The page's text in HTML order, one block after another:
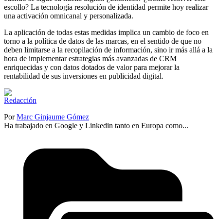
escollo? La tecnología resolución de identidad permite hoy realizar
una activación omnicanal y personalizada.
La aplicación de todas estas medidas implica un cambio de foco en
torno a la política de datos de las marcas, en el sentido de que no
deben limitarse a la recopilación de información, sino ir más allá a la
hora de implementar estrategias más avanzadas de CRM
enriquecidas y con datos dotados de valor para mejorar la
rentabilidad de sus inversiones en publicidad digital.
PorMarc Ginjaume Gómez
Ha trabajado en Google y Linkedin tanto en Europa como...